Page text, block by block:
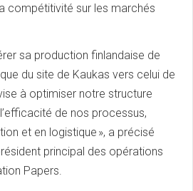
compétitivité sur les marchés
sa production finlandaise de
du site de Kaukas vers celui de
à optimiser notre structure
de nos processus,
et en logistique », a précisé
principal des opérations
Papers.